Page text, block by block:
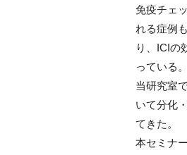
免疫チェ
れる症例
り、ICIの
っている。
当研究室
いて分化
てきた。
本セミナ